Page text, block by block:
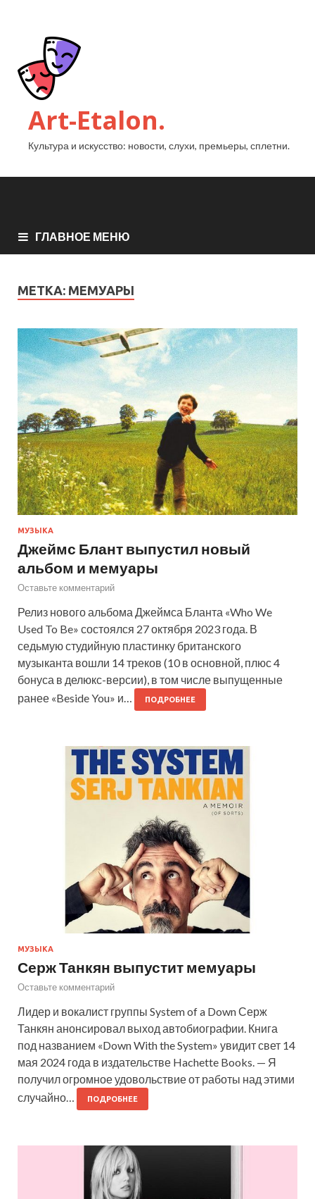
Art-Etalon.
Культура и искусство: новости, слухи, премьеры, сплетни.
ГЛАВНОЕ МЕНЮ
МЕТКА: МЕМУАРЫ
МУЗЫКА
Джеймс Блант выпустил новый
альбом и мемуары
Оставьте комментарий
Релиз нового альбома Джеймса Бланта «Who We
Used To Be» состоялся 27 октября 2023 года. В
седьмую студийную пластинку британского
музыканта вошли 14 треков (10 в основной, плюс 4
бонуса в делюкс-версии), в том числе выпущенные
ранее «Beside You» и…
ПОДРОБНЕЕ
МУЗЫКА
Серж Танкян выпустит мемуары
Оставьте комментарий
Лидер и вокалист группы System of a Down Серж
Танкян анонсировал выход автобиографии. Книга
под названием «Down With the System» увидит свет 14
мая 2024 года в издательстве Hachette Books. — Я
получил огромное удовольствие от работы над этими
случайно…
ПОДРОБНЕЕ